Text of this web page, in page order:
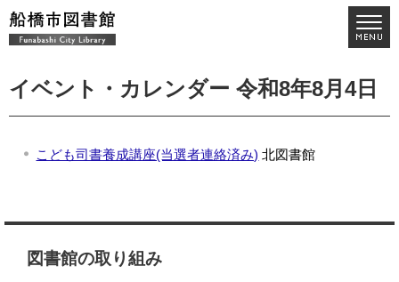
イベント・カレンダー 令和8年8月4日
こども司書養成講座(当選者連絡済み) 北図書館
図書館の取り組み